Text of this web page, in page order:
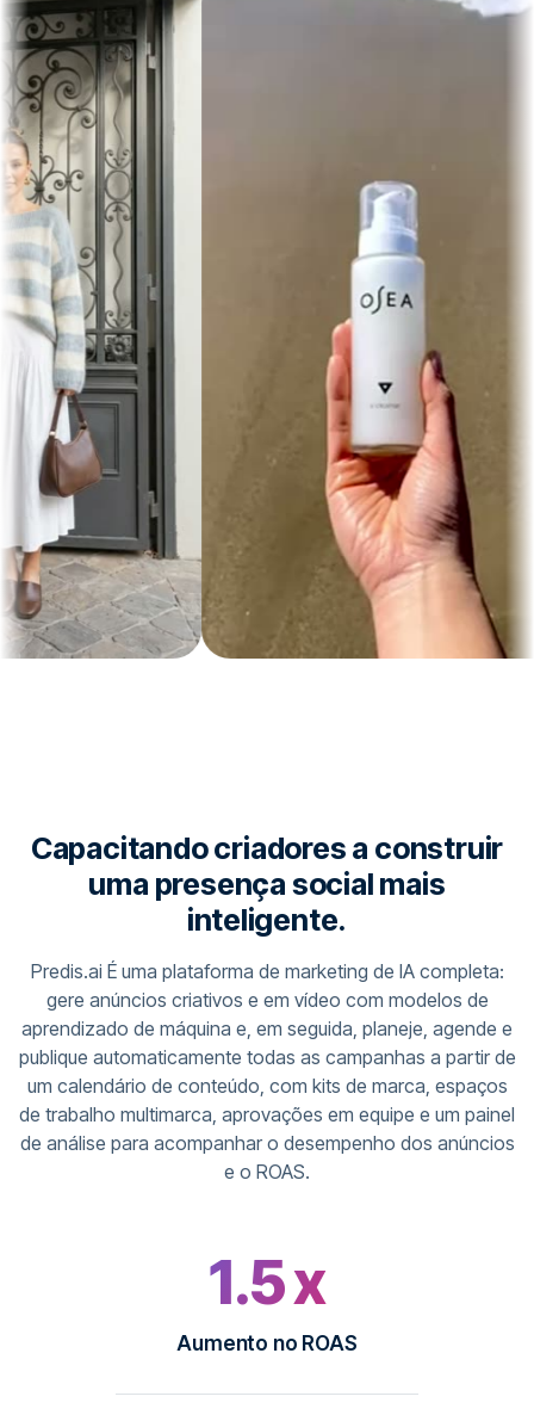
Capacitando criadores a construir
uma presença social mais
inteligente.
Predis.ai É uma plataforma de marketing de IA completa:
gere anúncios criativos e em vídeo com modelos de
aprendizado de máquina e, em seguida, planeje, agende e
publique automaticamente todas as campanhas a partir de
um calendário de conteúdo, com kits de marca, espaços
de trabalho multimarca, aprovações em equipe e um painel
de análise para acompanhar o desempenho dos anúncios
e o ROAS.
1.5 x
Aumento no ROAS